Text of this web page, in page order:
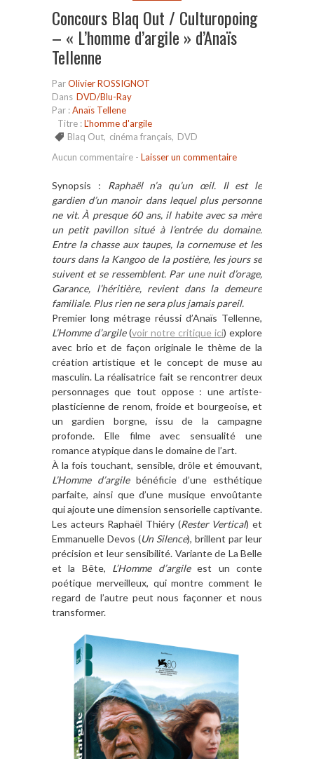
Concours Blaq Out / Culturopoing
– « L’homme d’argile » d’Anaïs
Tellenne
ParOlivier ROSSIGNOT
Dans DVD/Blu-Ray
Par :Anaïs Tellene
Titre :L'homme d'argile
Blaq Out, cinéma français, DVD
Aucun commentaire - Laisser un commentaire
Synopsis : Raphaëln’a qu’un œil. Il est le
gardien d’un manoir dans lequel plus personne
ne vit. À presque 60 ans, il habite avec sa mère
un petit pavillon situé à l’entrée du domaine.
Entre la chasse aux taupes, la cornemuse et les
tours dans la Kangoo de la postière, les jours se
suivent et se ressemblent. Par une nuit d’orage,
Garance, l’héritière, revient dans la demeure
familiale. Plus rien ne sera plus jamais pareil.
Premier long métrage réussi d’Anaïs Tellenne,
L’Homme d’argile(voir notre critique ici) explore
avec brio et de façon originale le thème de la
création artistique et le concept de muse au
masculin. La réalisatrice fait se rencontrer deux
personnages que tout oppose : une artiste-
plasticienne de renom, froide et bourgeoise, et
un gardien borgne, issu de la campagne
profonde. Elle filme avec sensualité une
romance atypique dans le domaine del’art.
À la fois touchant, sensible, drôle et émouvant,
L’Homme d’argilebénéficied’une esthétique
parfaite, ainsi qued’une musique envoûtante
qui ajoute une dimension sensorielle captivante.
Les acteurs Raphaël Thiéry (Rester Vertical) et
Emmanuelle Devos (Un Silence), brillent par leur
précision et leur sensibilité. Variante de La Belle
et la Bête, L’Homme d’argileest un conte
poétique merveilleux, qui montre comment le
regard de l’autre peut nous façonner et nous
transformer.